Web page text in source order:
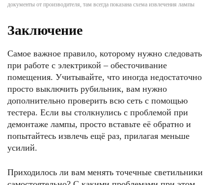
документы от производителя, там всегда показана схема извлечения лампы
Заключение
Самое важное правило, которому нужно следовать
при работе с электрикой – обесточивание
помещения. Учитывайте, что иногда недостаточно
просто выключить рубильник, вам нужно
дополнительно проверить всю сеть с помощью
тестера. Если вы столкнулись с проблемой при
демонтаже лампы, просто вставьте её обратно и
попытайтесь извлечь ещё раз, прилагая меньше
усилий.
Приходилось ли вам менять точечные светильники